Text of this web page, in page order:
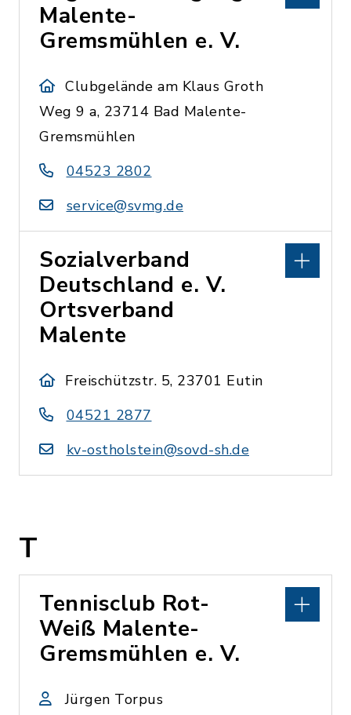
Malente-
Gremsmühlen e. V.
Clubgelände am Klaus Groth
Weg 9 a, 23714 Bad Malente-
Gremsmühlen
04523 2802
service@svmg.de
Sozialverband
Deutschland e. V.
Ortsverband
Malente
Freischützstr. 5, 23701 Eutin
04521 2877
kv-ostholstein@sovd-sh.de
T
Tennisclub Rot-
Weiß Malente-
Gremsmühlen e. V.
Jürgen Torpus